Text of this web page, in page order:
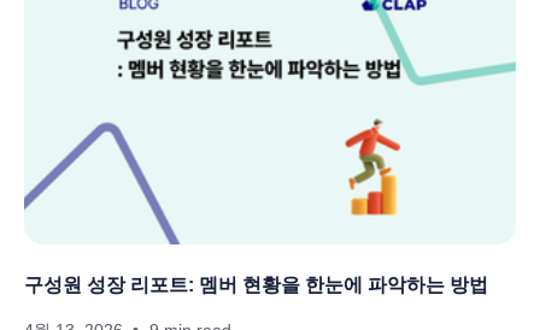
구성원 성장 리포트: 멤버 현황을 한눈에 파악하는 방법